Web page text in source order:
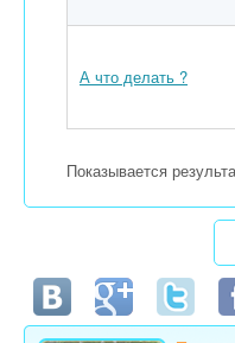
А что делать ?
Показывается